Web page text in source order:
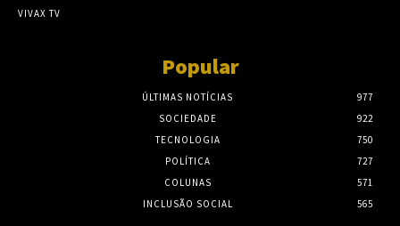
VIVAX TV
Popular
ÚLTIMAS NOTÍCIAS
977
SOCIEDADE
922
TECNOLOGIA
750
POLÍTICA
727
COLUNAS
571
INCLUSÃO SOCIAL
565